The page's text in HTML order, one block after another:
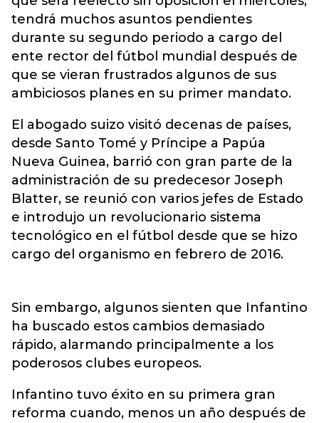
tendrá muchos asuntos pendientes
durante su segundo periodo a cargo del
ente rector del fútbol mundial después de
que se vieran frustrados algunos de sus
ambiciosos planes en su primer mandato.
El abogado suizo visitó decenas de países,
desde Santo Tomé y Príncipe a Papúa
Nueva Guinea, barrió con gran parte de la
administración de su predecesor Joseph
Blatter, se reunió con varios jefes de Estado
e introdujo un revolucionario sistema
tecnológico en el fútbol desde que se hizo
cargo del organismo en febrero de 2016.
Sin embargo, algunos sienten que Infantino
ha buscado estos cambios demasiado
rápido, alarmando principalmente a los
poderosos clubes europeos.
Infantino tuvo éxito en su primera gran
reforma cuando, menos un año después de